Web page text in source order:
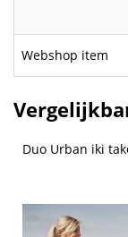
Webshop item
Duo Urban iki